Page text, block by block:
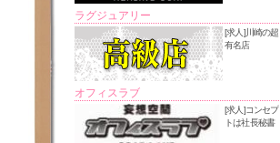
ラグジュアリー
[求人]川崎の超
有名店
オフィスラブ
[求人]コンセプ
トは社長秘書